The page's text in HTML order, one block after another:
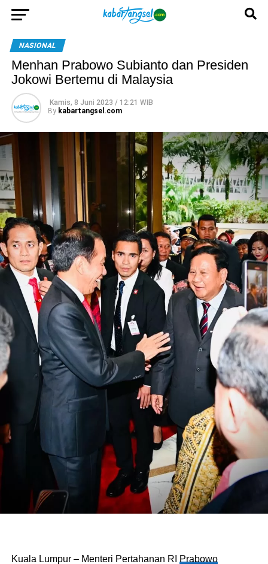
NASIONAL
Menhan Prabowo Subianto dan Presiden
Jokowi Bertemu di Malaysia
Kamis, 8 Juni 2023 / 12:21 WIB
By kabartangsel.com
Kuala Lumpur – Menteri Pertahanan RI
Prabowo